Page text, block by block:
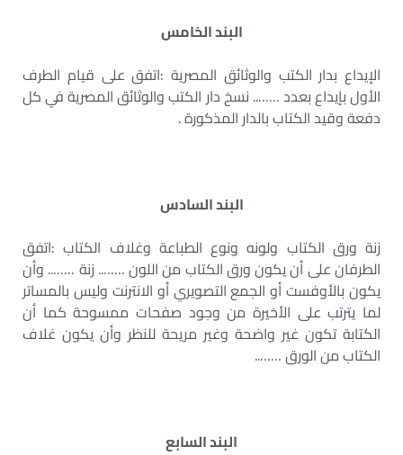
البند الخامس
الإيداع بدار الكتب والوثائق المصرية :اتفق على قيام الطرف
الأول بإيداع بعدد …….. نسخ دار الكتب والوثائق المصرية في كل
دفعة وقيد الكتاب بالدار المذكورة .
البند السادس
زنة ورق الكتاب ولونه ونوع الطباعة وغلاف الكتاب :اتفق
الطرفان على أن يكون ورق الكتاب من اللون …….. زنة …….. وأن
يكون بالأوفست أو الجمع التصويري أو الانترنت وليس بالمساتر
لما يترتب على الأخيرة من وجود صفحات ممسوحة كما أن
الكتابة تكون غير واضحة وغير مريحة للنظر وأن يكون غلاف
الكتاب من الورق ……..
البند السابع